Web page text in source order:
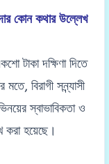
কোন কথার উল্লেখ
টাকা দক্ষিণা দিতে
বিরাগী সন্ন্যাসী
স্বাভাবিকতা ও
করা হয়েছে।